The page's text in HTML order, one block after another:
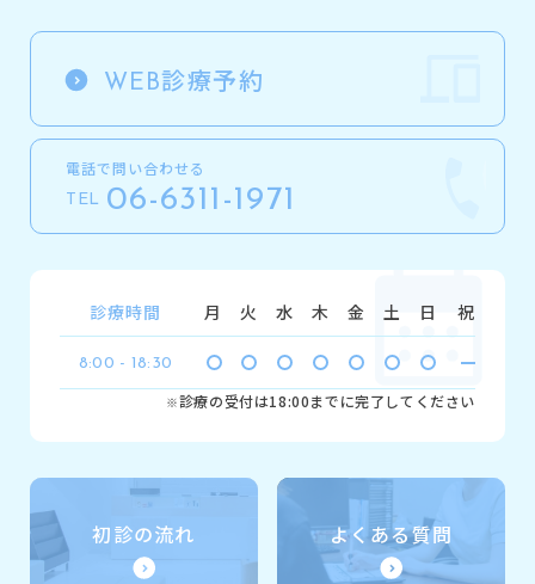
WEB診療予約
電話で問い合わせる
TEL 06-6311-1971
診療時間 月 火 水 木 金 土 日 祝
8:00 - 18:30
※診療の受付は18:00までに完了してください
初診の流れ よくある質問